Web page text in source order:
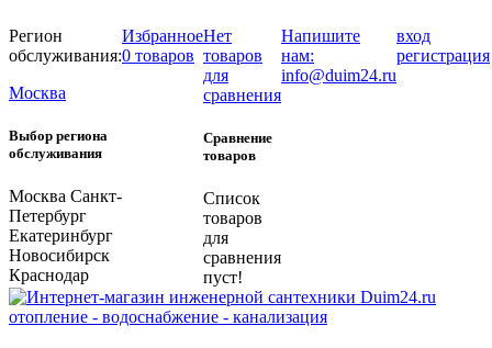
Регион
обслуживания:
Москва
Выбор региона
обслуживания
Москва Санкт-
Петербург
Екатеринбург
Новосибирск
Краснодар
Избранное
0 товаров
Нет
товаров
для
сравнения
Сравнение
товаров
Список
товаров
для
сравнения
пуст!
Напишите
нам:
info@duim24.ru
вход
регистрация
отопление - водоснабжение - канализация